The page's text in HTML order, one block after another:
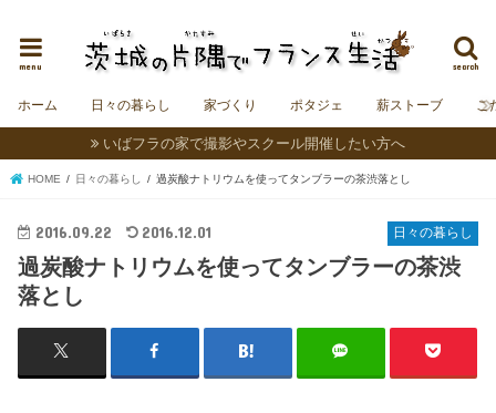
search
menu
ホーム 日々の暮らし 家づくり ポタジェ 薪ストーブ こ
いばフラの家で撮影やスクール開催したい方へ
HOME 日々の暮らし 過炭酸ナトリウムを使ってタンブラーの茶渋落とし
日々の暮らし
2016.09.22 2016.12.01
過炭酸ナトリウムを使ってタンブラーの茶渋
落とし